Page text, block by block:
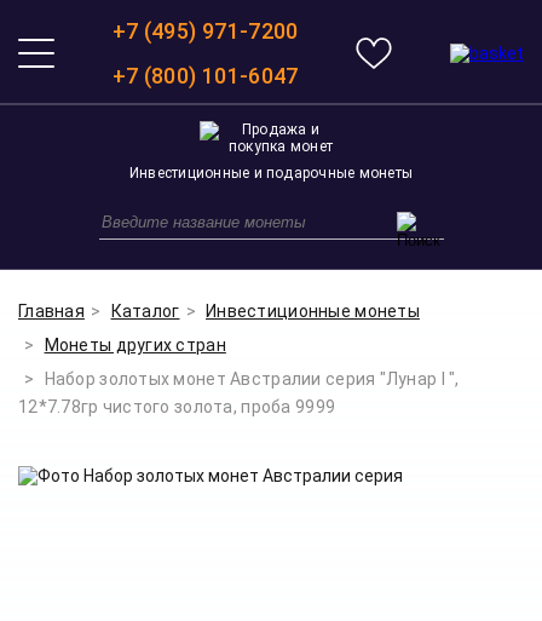
+7 (495) 971-7200
+7 (800) 101-6047
Инвестиционные и подарочные монеты
Главная Каталог
Инвестиционные монеты
Монеты других стран
Набор золотых монет Австралии серия "Лунар I ",
12*7.78гр чистого золота, проба 9999